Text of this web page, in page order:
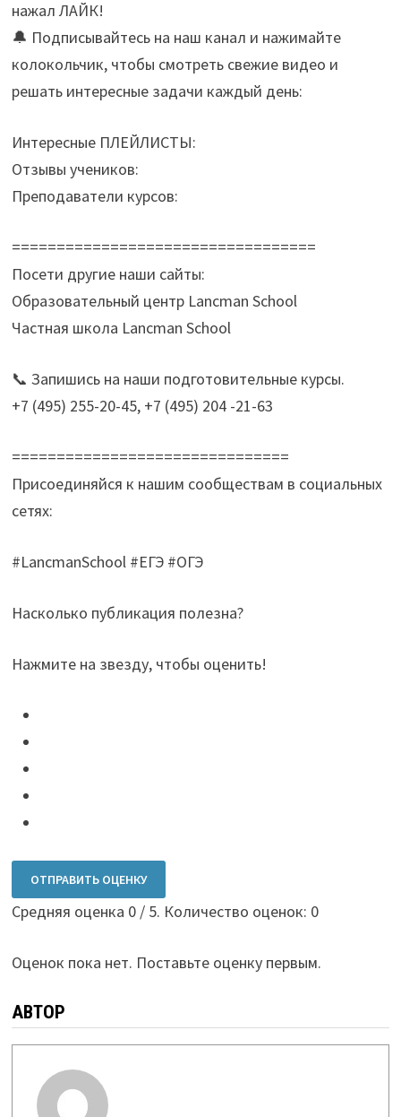
нажал ЛАЙК!
🔔 Подписывайтесь на наш канал и нажимайте
колокольчик, чтобы смотреть свежие видео и
решать интересные задачи каждый день:
Интересные ПЛЕЙЛИСТЫ:
Отзывы учеников:
Преподаватели курсов:
==================================
Посети другие наши сайты:
Образовательный центр Lancman School
Частная школа Lancman School
📞 Запишись на наши подготовительные курсы.
+7 (495) 255-20-45, +7 (495) 204 -21-63
===============================
Присоединяйся к нашим сообществам в социальных
сетях:
#LancmanSchool #ЕГЭ #ОГЭ
Насколько публикация полезна?
Нажмите на звезду, чтобы оценить!
ОТПРАВИТЬ ОЦЕНКУ
Средняя оценка 0/ 5. Количество оценок: 0
Оценок пока нет. Поставьте оценку первым.
АВТОР